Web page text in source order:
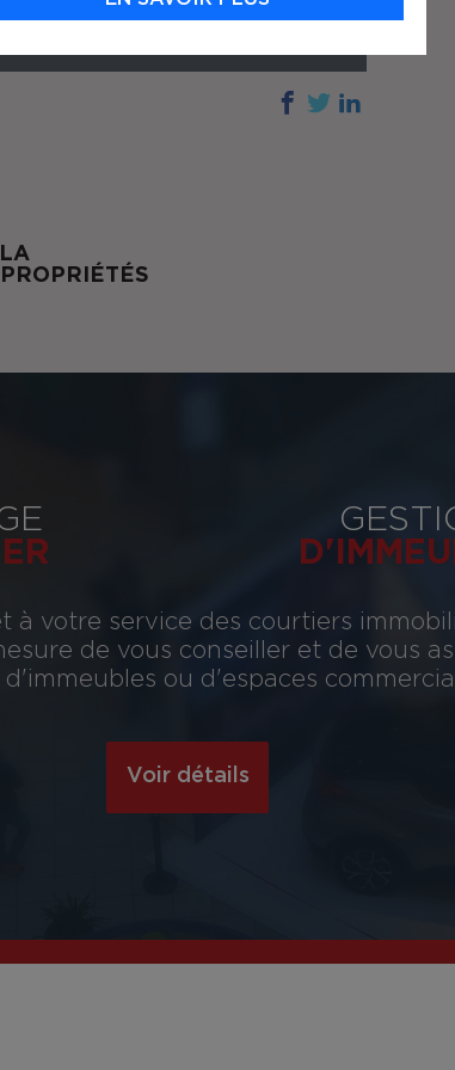
à votre service des courtiers
de vous conseiller et de vous
ou d'espaces
Voir détails